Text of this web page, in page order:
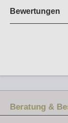
Bewertungen
Beratung &